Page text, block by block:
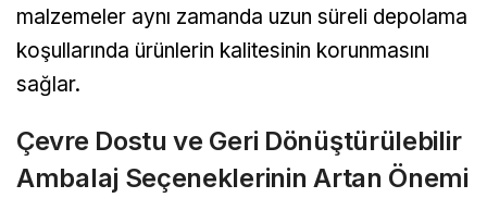
malzemeler aynı zamanda uzun süreli depolama
koşullarında ürünlerin kalitesinin korunmasını
sağlar.
Çevre Dostu ve Geri Dönüştürülebilir
Ambalaj Seçeneklerinin Artan Önemi